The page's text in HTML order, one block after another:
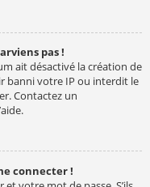
pas !
ait désactivé la création de
banni votre IP ou interdit le
Contactez un
connecter !